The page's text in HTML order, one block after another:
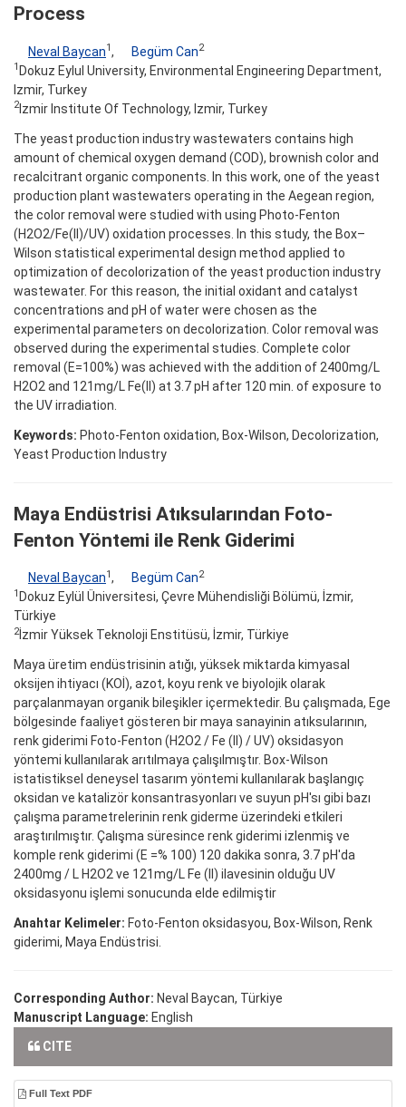
Process
Neval Baycan1 , Begüm Can2
1 Dokuz Eylul University, Environmental Engineering Department,
Izmir, Turkey
2Izmir Institute Of Technology, Izmir, Turkey
The yeast production industry wastewaters contains high
amount of chemical oxygen demand (COD), brownish color and
recalcitrant organic components. In this work, one of the yeast
production plant wastewaters operating in the Aegean region,
the color removal were studied with using Photo-Fenton
(H2O2/Fe(II)/UV) oxidation processes. In this study, the Box–
Wilson statistical experimental design method applied to
optimization of decolorization of the yeast production industry
wastewater. For this reason, the initial oxidant and catalyst
concentrations and pH of water were chosen as the
experimental parameters on decolorization. Color removal was
observed during the experimental studies. Complete color
removal (E=100%) was achieved with the addition of 2400mg/L
H2O2 and 121mg/L Fe(II) at 3.7 pH after 120 min. of exposure to
the UV irradiation.
Keywords: Photo-Fenton oxidation, Box-Wilson, Decolorization,
Yeast Production Industry
Maya Endüstrisi Atıksularından Foto-
Fenton Yöntemi ile Renk Giderimi
Neval Baycan1, Begüm Can2
1 Dokuz Eylül Üniversitesi, Çevre Mühendisliği Bölümü, İzmir,
Türkiye
2İzmir Yüksek Teknoloji Enstitüsü, İzmir, Türkiye
Maya üretim endüstrisinin atığı, yüksek miktarda kimyasal
oksijen ihtiyacı (KOİ), azot, koyu renk ve biyolojik olarak
parçalanmayan organik bileşikler içermektedir. Bu çalışmada, Ege
bölgesinde faaliyet gösteren bir maya sanayinin atıksularının,
renk giderimi Foto-Fenton (H2O2 / Fe (II) / UV) oksidasyon
yöntemi kullanılarak arıtılmaya çalışılmıştır. Box-Wilson
istatistiksel deneysel tasarım yöntemi kullanılarak başlangıç
oksidan ve katalizör konsantrasyonları ve suyun pH'sı gibi bazı
çalışma parametrelerinin renk giderme üzerindeki etkileri
araştırılmıştır. Çalışma süresince renk giderimi izlenmiş ve
komple renk giderimi (E =% 100) 120 dakika sonra, 3.7 pH'da
2400mg / L H2O2 ve 121mg/L Fe (II) ilavesinin olduğu UV
oksidasyonu işlemi sonucunda elde edilmiştir
Anahtar Kelimeler: Foto-Fenton oksidasyou, Box-Wilson, Renk
giderimi, Maya Endüstrisi.
Corresponding Author: Neval Baycan, Türkiye
Manuscript Language: English
CITE
Full Text PDF